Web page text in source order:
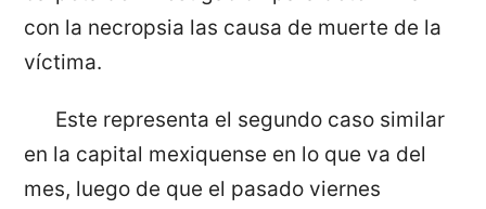
con la necropsia las causa de muerte de la
víctima.
Este representa el segundo caso similar
en la capital mexiquense en lo que va del
mes, luego de que el pasado viernes